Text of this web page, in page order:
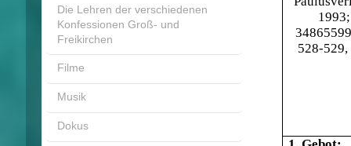
528-
Die Lehren der verschiedenen
Konfessionen Groß- und
Freikirchen
Filme
Musik
Dokus